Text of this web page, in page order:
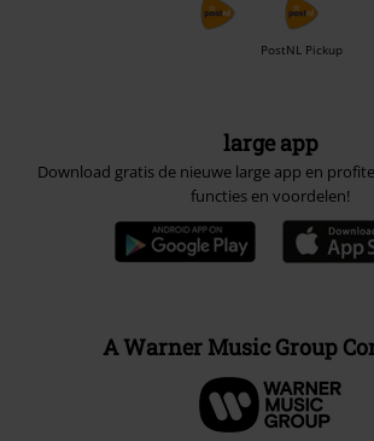
PostNL Pickup
large app
Download gratis de nieuwe large app en
functies en voordelen!
A Warner Music Group